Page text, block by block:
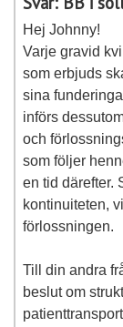
Hej Johnny!
Varje gravid
som erbjuds
sina
införs
och
som följer
en tid därefter.
kontinuiteten,
förlossningen.
Till din andra
beslut om